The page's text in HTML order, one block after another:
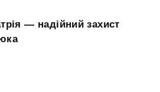
— надійний захист